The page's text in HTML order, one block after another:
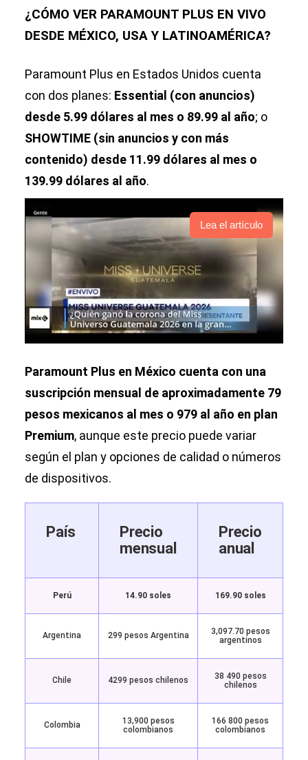
¿CÓMO VER PARAMOUNT PLUS EN VIVO
DESDE MÉXICO, USA Y LATINOAMÉRICA?
Paramount Plus en Estados Unidos cuenta
con dos planes: Essential (con anuncios)
desde 5.99 dólares al mes o 89.99 al año; o
SHOWTIME (sin anuncios y con más
contenido) desde 11.99 dólares al mes o
139.99 dólares al año.
Lea el artículo
Paramount Plus en México cuenta con una
suscripción mensual de aproximadamente 79
pesos mexicanos al mes o 979 al año en plan
Premium, aunque este precio puede variar
según el plan y opciones de calidad o números
de dispositivos.
País
Precio
mensual
Precio
anual
Perú 14.90 soles 169.90 soles
Argentina 299 pesos Argentina
3,097.70 pesos
argentinos
Chile 4299 pesos chilenos
38 490 pesos
chilenos
Colombia
13,900 pesos
colombianos
166 800 pesos
colombianos